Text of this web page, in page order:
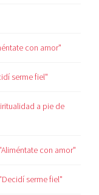
con amor"
serme fiel"
a pie de
con amor"
serme fiel"